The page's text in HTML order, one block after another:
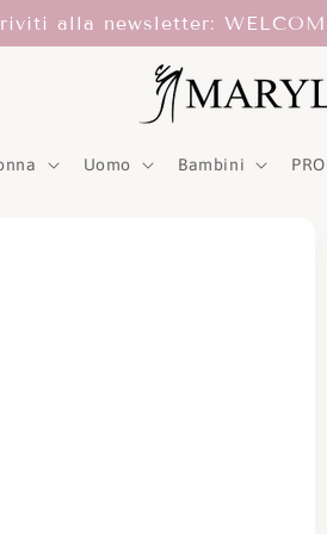
alla newsletter:
Uomo Bambini